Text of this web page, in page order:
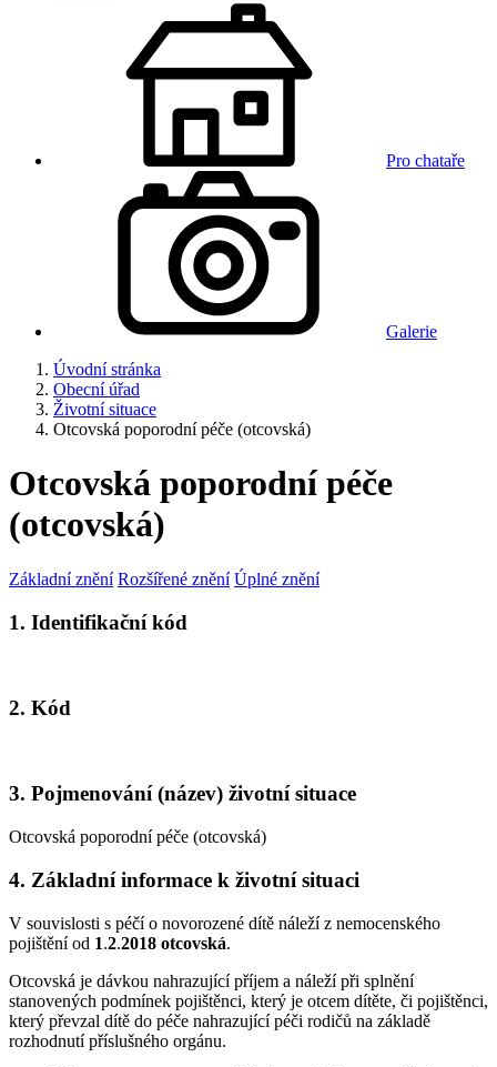
Pro chataře
Galerie
Úvodní stránka
Obecní úřad
Životní situace
Otcovská poporodní péče (otcovská)
Otcovská poporodní péče
(otcovská)
Základní znění Rozšířené znění Úplné znění
1. Identifikační kód
2. Kód
3. Pojmenování (název) životní situace
Otcovská poporodní péče (otcovská)
4. Základní informace k životní situaci
V souvislosti s péčí o novorozené dítě náleží z nemocenského
pojištění od 1.2.2018 otcovská.
Otcovská je dávkou nahrazující příjem a náleží při splnění
stanovených podmínek pojištěnci, který je otcem dítěte, či pojištěnci,
který převzal dítě do péče nahrazující péči rodičů na základě
rozhodnutí příslušného orgánu.